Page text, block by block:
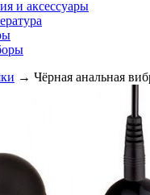
и аксессуары
→ Чёрная анальная